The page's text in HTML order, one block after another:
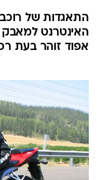
התאגדות של
האינטרנט
אפוד זוהר בעת